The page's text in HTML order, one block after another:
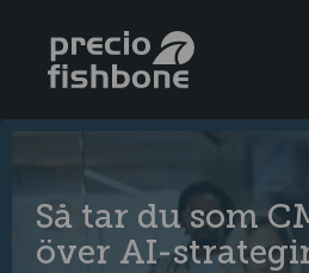
Så tar du som
över AI-